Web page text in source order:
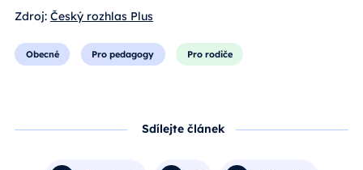
Zdroj: Český rozhlas Plus
Obecné Pro pedagogy Pro rodiče
Sdílejte článek